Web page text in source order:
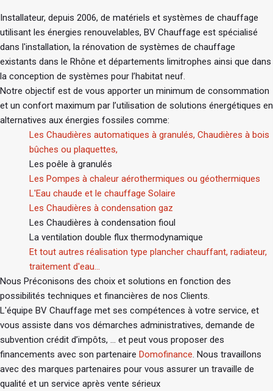
Installateur, depuis 2006, de matériels et systèmes de chauffage
utilisant les énergies renouvelables, BV Chauffage est spécialisé
dans l'installation, la rénovation de systèmes de chauffage
existants dans le Rhône et départements limitrophes ainsi que dans
la conception de systèmes pour l’habitat neuf.
Notre objectif est de vous apporter un minimum de consommation
et un confort maximum par l’utilisation de solutions énergétiques en
alternatives aux énergies fossiles comme:
Les Chaudières automatiques à granulés, Chaudières à bois
bûches ou plaquettes,
Les poêle à granulés
Les Pompes à chaleur aérothermiques ou géothermiques
L'Eau chaude et le chauffage Solaire
Les Chaudières à condensation gaz
Les Chaudières à condensation fioul
La ventilation double flux thermodynamique
Et tout autres réalisation type plancher chauffant, radiateur,
traitement d'eau...
Nous Préconisons des choix et solutions en fonction des
possibilités techniques et financières de nos Clients.
L'équipe BV Chauffage met ses compétences à votre service, et
vous assiste dans vos démarches administratives, demande de
subvention crédit d’impôts, ... et peut vous proposer des
financements avec son partenaire Domofinance. Nous travaillons
avec des marques partenaires pour vous assurer un travaille de
qualité et un service après vente sérieux